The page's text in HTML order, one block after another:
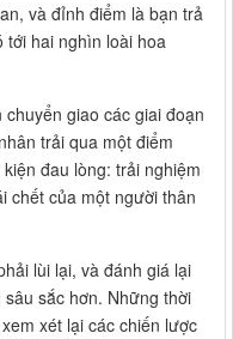
và đỉnh điểm là bạn trả
tới hai nghìn loài hoa
giao các giai đoạn
trải qua một điểm
đau lòng: trải nghiệm
chết của một người thân
lùi lại, và đánh giá lại
sắc hơn. Những thời
xét lại các chiến lược